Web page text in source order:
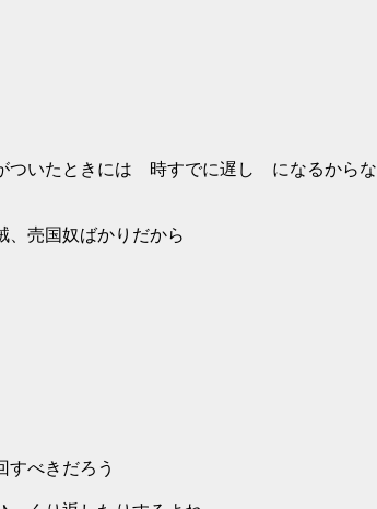
ついたときには 時すでに遅し になるからな
、売国奴ばかりだから
すべきだろう